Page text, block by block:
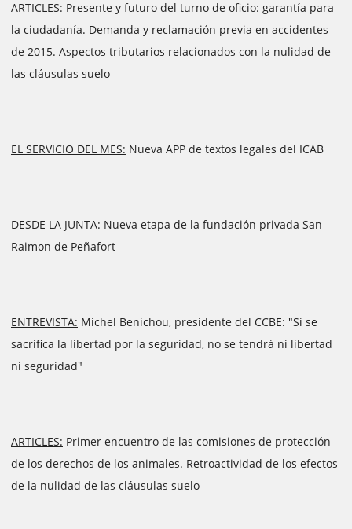
ARTICLES: Presente y futuro del turno de oficio: garantía para
la ciudadanía. Demanda y reclamación previa en accidentes
de 2015. Aspectos tributarios relacionados con la nulidad de
las cláusulas suelo
EL SERVICIO DEL MES: Nueva APP de textos legales del ICAB
DESDE LA JUNTA: Nueva etapa de la fundación privada San
Raimon de Peñafort
ENTREVISTA: Michel Benichou, presidente del CCBE: "Si se
sacrifica la libertad por la seguridad, no se tendrá ni libertad
ni seguridad"
ARTICLES: Primer encuentro de las comisiones de protección
de los derechos de los animales. Retroactividad de los efectos
de la nulidad de las cláusulas suelo